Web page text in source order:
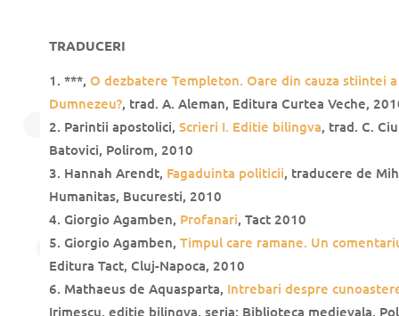
TRADUCERI
***, O dezbatere Templeton. Oare din cauza stiintei
Dumnezeu?, trad. A. Aleman, Editura Curtea Veche,
Parintii apostolici, Scrieri I. Editie bilingva, trad. C.
Batovici, Polirom, 2010
Hannah Arendt, Fagaduinta politicii, traducere de
Humanitas, Bucuresti, 2010
Giorgio Agamben, Profanari, Tact 2010
Giorgio Agamben, Timpul care ramane. Un
Editura Tact, Cluj-Napoca, 2010
Mathaeus de Aquasparta, Intrebari despre
Irimescu, editie bilingva, seria: Biblioteca medievala,